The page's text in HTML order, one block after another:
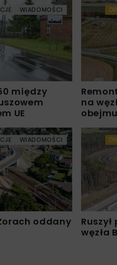
WIADOMOŚCI
między
UE
na
WIADOMOŚCI
oddany
węzła